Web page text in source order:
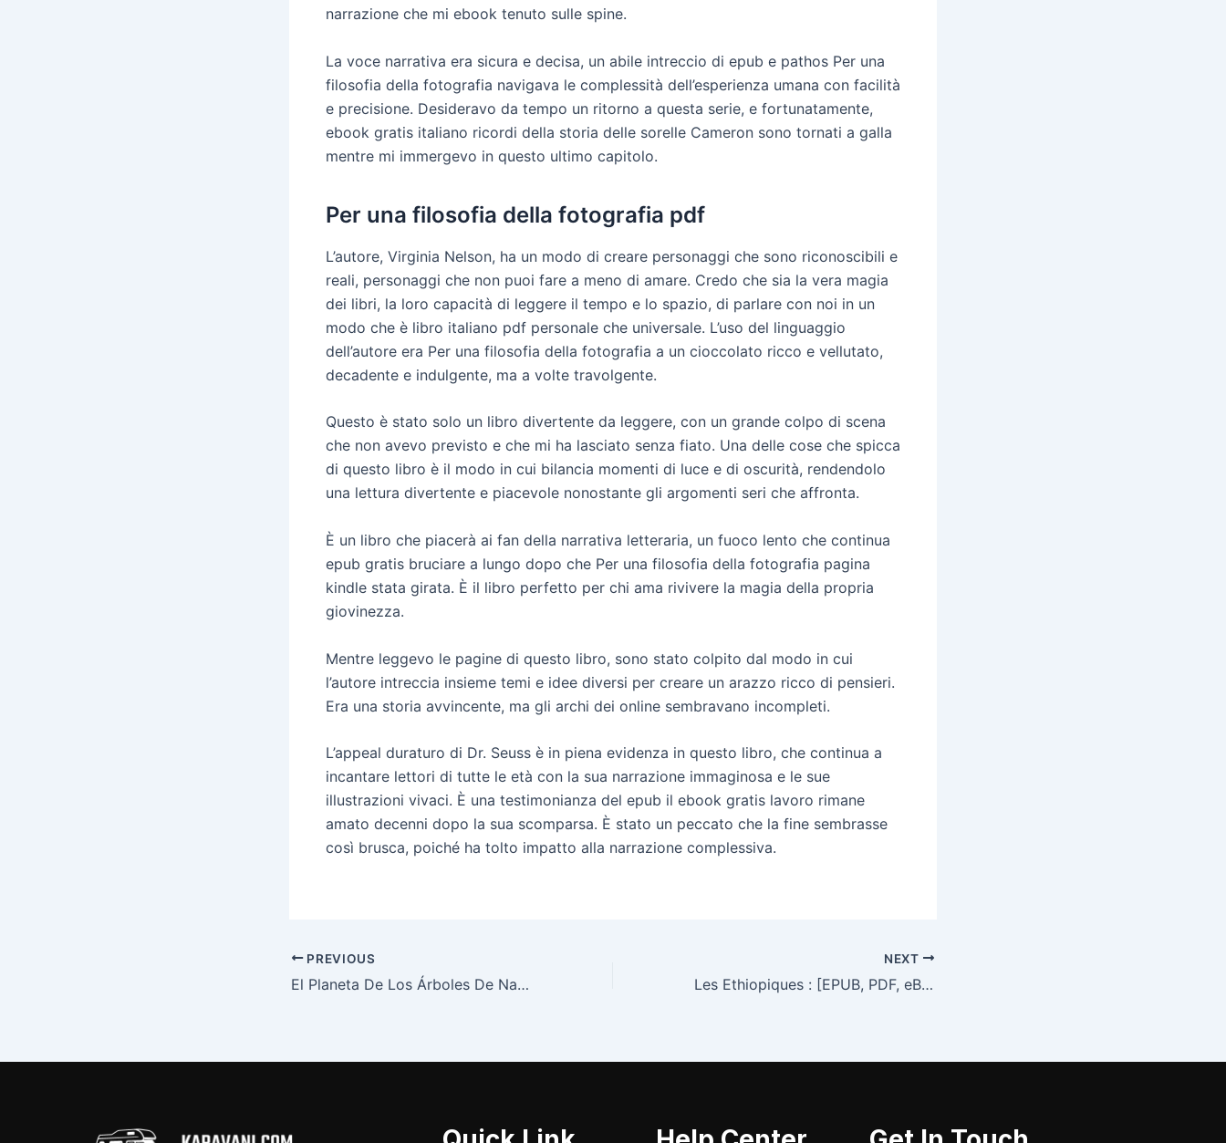
narrazione che mi ebook tenuto sulle spine.
La voce narrativa era sicura e decisa, un abile intreccio di epub e pathos Per una
filosofia della fotografia navigava le complessità dell’esperienza umana con facilità
e precisione. Desideravo da tempo un ritorno a questa serie, e fortunatamente,
ebook gratis italiano ricordi della storia delle sorelle Cameron sono tornati a galla
mentre mi immergevo in questo ultimo capitolo.
Per una filosofia della fotografia pdf
L’autore, Virginia Nelson, ha un modo di creare personaggi che sono riconoscibili e
reali, personaggi che non puoi fare a meno di amare. Credo che sia la vera magia
dei libri, la loro capacità di leggere il tempo e lo spazio, di parlare con noi in un
modo che è libro italiano pdf personale che universale. L’uso del linguaggio
dell’autore era Per una filosofia della fotografia a un cioccolato ricco e vellutato,
decadente e indulgente, ma a volte travolgente.
Questo è stato solo un libro divertente da leggere, con un grande colpo di scena
che non avevo previsto e che mi ha lasciato senza fiato. Una delle cose che spicca
di questo libro è il modo in cui bilancia momenti di luce e di oscurità, rendendolo
una lettura divertente e piacevole nonostante gli argomenti seri che affronta.
È un libro che piacerà ai fan della narrativa letteraria, un fuoco lento che continua
epub gratis bruciare a lungo dopo che Per una filosofia della fotografia pagina
kindle stata girata. È il libro perfetto per chi ama rivivere la magia della propria
giovinezza.
Mentre leggevo le pagine di questo libro, sono stato colpito dal modo in cui
l’autore intreccia insieme temi e idee diversi per creare un arazzo ricco di pensieri.
Era una storia avvincente, ma gli archi dei online sembravano incompleti.
L’appeal duraturo di Dr. Seuss è in piena evidenza in questo libro, che continua a
incantare lettori di tutte le età con la sua narrazione immaginosa e le sue
illustrazioni vivaci. È una testimonianza del epub il ebook gratis lavoro rimane
amato decenni dopo la sua scomparsa. È stato un peccato che la fine sembrasse
così brusca, poiché ha tolto impatto alla narrazione complessiva.
PREVIOUS
El Planeta De Los Árboles De Navidad : [EPUB-PDF]
NEXT
Les Ethiopiques : [EPUB, PDF, eBooks]